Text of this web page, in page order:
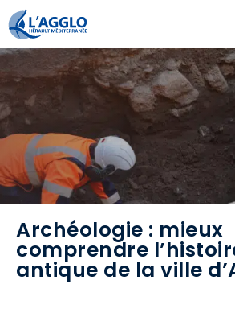
Archéologie : mieux
comprendre
antique de la ville